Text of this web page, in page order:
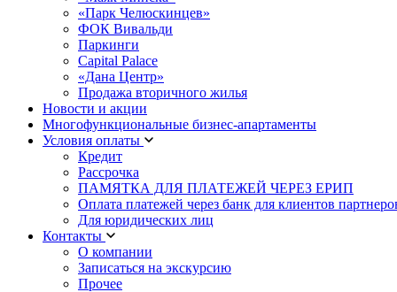
«Парк Челюскинцев»
ФОК Вивальди
Паркинги
Capital Palace
«Дана Центр»
Продажа вторичного жилья
Новости и акции
Многофункциональные бизнес-апартаменты
Условия оплаты
Кредит
Рассрочка
ПАМЯТКА ДЛЯ ПЛАТЕЖЕЙ ЧЕРЕЗ ЕРИП
Оплата платежей через банк для клиентов
Для юридических лиц
Контакты
О компании
Записаться на экскурсию
Прочее